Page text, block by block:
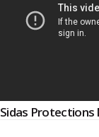
Sidas Protections